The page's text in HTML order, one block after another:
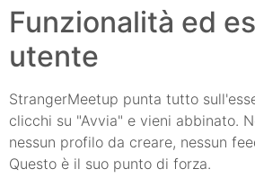
Funzionalità ed
utente
StrangerMeetup punta tutto
clicchi su "Avvia" e vieni abbinato.
nessun profilo da creare, nessun
Questo è il suo punto di forza.